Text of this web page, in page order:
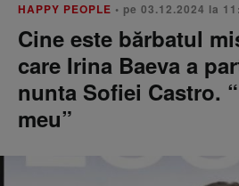
HAPPY PEOPLE • pe 03.12.2024 la
Cine este bărbatul
care Irina Baeva a
nunta Sofiei Castro.
meu”